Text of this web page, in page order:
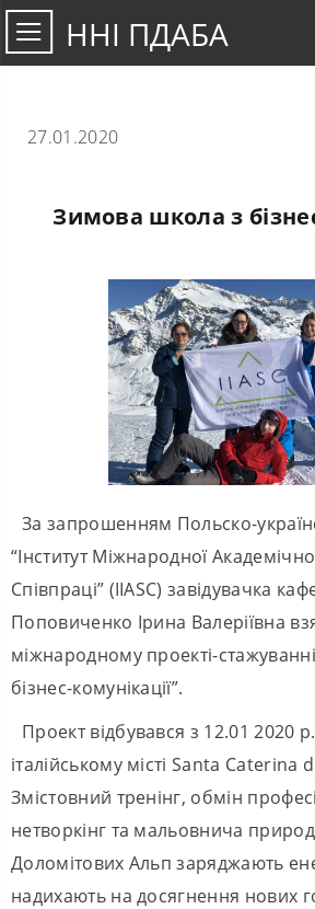
ННІ ПДАБА
27.01.2020
Зимова школа з
За запрошенням Польско-
“Інститут Міжнародної
Співпраці” (IIASC) завідувачка
Поповиченко Ірина Валеріївна
міжнародному проекті-
бізнес-комунікації”.
Проект відбувався з 12.01 2020
італійському місті Santa Caterina
Змістовний тренінг, обмін
нетворкінг та мальовнича
Доломітових Альп заряджають
надихають на досягнення нових